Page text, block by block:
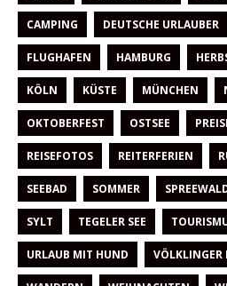
CAMPING DEUTSCHE URLAUBER
FLUGHAFEN HAMBURG
KÖLN KÜSTE MÜNCHEN
OKTOBERFEST OSTSEE
REISEFOTOS REITERFERIEN
SEEBAD SOMMER
SYLT TEGELER SEE
URLAUB MIT HUND VÖLKLINGER